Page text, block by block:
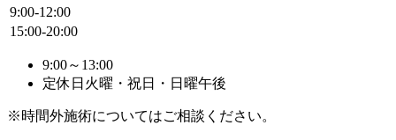
9:00-12:00
15:00-20:00
9:00～13:00
定休日 火曜・祝日・日曜午後
※時間外施術についてはご相談ください。